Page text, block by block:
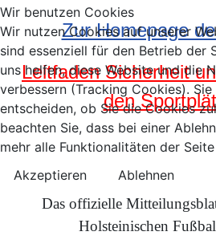
Zur Homepage
Leitfaden Sicherheit
den
Das offizielle
Holsteinischen
Wir benutzen Cookies
Wir nutzen Cookies auf unserer
sind essenziell für den Betrieb der
uns helfen, diese Website und die
verbessern (Tracking Cookies).
entscheiden, ob Sie die Cookies
beachten Sie, dass bei einer
mehr alle Funktionalitäten der
Akzeptieren
Ablehnen